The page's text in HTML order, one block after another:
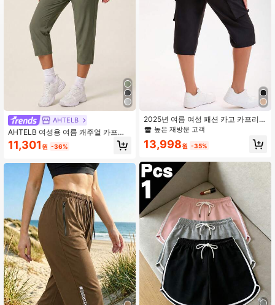
4.76 5.9K 팔로워
4.76 5.9K 팔로워
4.76 5.9K 팔로워
AHTELB
AHTELB 여성용 여름 캐주얼 카프리
팬츠, 얇은 아이스 실크 퀵 드라이 탄
성 피트니스 팬츠, 탄성 허리 끈 디자
11,301 원 -36%
2025년 여름 여성 패션 카고 카프리
팬츠, 신축성 있는 허리 밴드와 포켓,
높은 재방문 고객
13,998원 -35%